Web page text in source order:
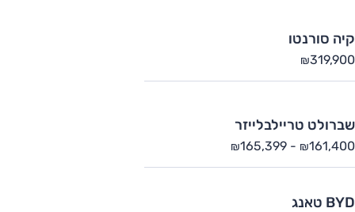
קיה סורנטו
₪319,900
שברולט טריילבלייזר
₪161,400
-
₪165,399
BYD טאנג